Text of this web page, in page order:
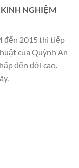
NGHIỆM
đến 2015 thì tiếp
của Quỳnh An
đến đời cao.